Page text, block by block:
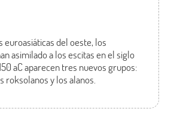
euroasiáticas del oeste, los
asimilado a los escitas en el siglo
aC aparecen tres nuevos grupos:
roksolanos y los alanos.